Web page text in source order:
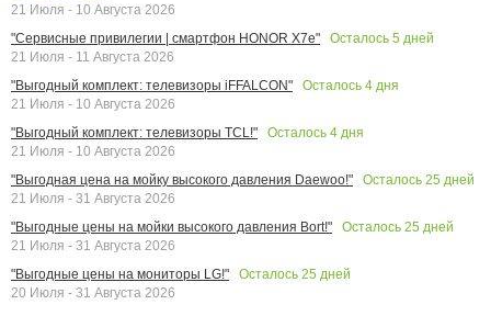
21 Июля - 10 Августа 2026
"Сервисные привилегии | смартфон HONOR X7e"
Осталось 5 дней
21 Июля - 11 Августа 2026
"Выгодный комплект: телевизоры iFFALCON"
Осталось 4 дня
21 Июля - 10 Августа 2026
"Выгодный комплект: телевизоры TCL!"
Осталось 4 дня
21 Июля - 10 Августа 2026
"Выгодная цена на мойку высокого давления Daewoo!"
Осталось 25 дней
21 Июля - 31 Августа 2026
"Выгодные цены на мойки высокого давления Bort!"
Осталось 25 дней
21 Июля - 31 Августа 2026
"Выгодные цены на мониторы LG!"
Осталось 25 дней
20 Июля - 31 Августа 2026